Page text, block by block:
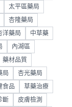
太平區藥局
杏隆藥局
洋藥局 中草藥
內湖區
藥材品質
局 杏光藥局
食品 草藥治療
斷 皮膚檢測